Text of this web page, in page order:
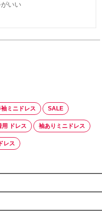
いい
ミニドレス SALE
用 ドレス 袖ありミニドレス
レス